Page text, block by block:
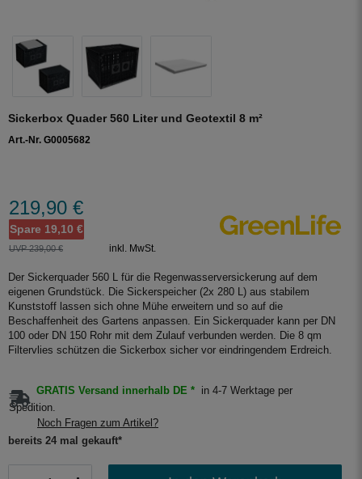
Sickerbox Quader 560 Liter und Geotextil 8 m²
Art.-Nr. G0005682
219,90 €
Spare 19,10 €
UVP 239,00 € inkl. MwSt.
Der Sickerquader 560 L für die Regenwasserversickerung auf dem
eigenen Grundstück. Die Sickerspeicher (2x 280 L) aus stabilem
Kunststoff lassen sich ohne Mühe erweitern und so auf die
Beschaffenheit des Gartens anpassen. Ein Sickerquader kann per DN
100 oder DN 150 Rohr mit dem Zulauf verbunden werden. Die 8 qm
Filtervlies schützen die Sickerbox sicher vor eindringendem Erdreich.
GRATIS Versand innerhalb DE *
in 4-7 Werktage per
Spedition.
Noch Fragen zum Artikel?
bereits 24 mal gekauft*